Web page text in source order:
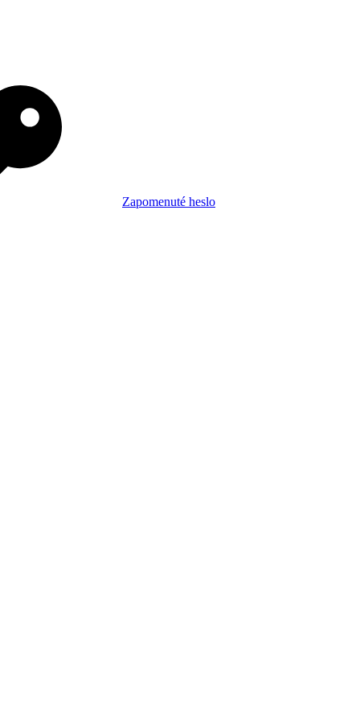
Zapomenuté heslo